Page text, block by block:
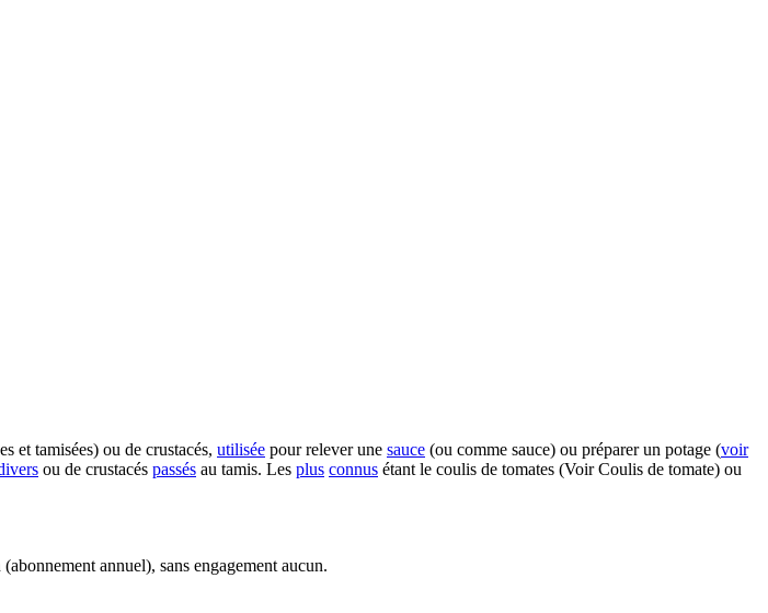
et tamisées) ou de crustacés, utilisée pour relever une sauce (ou comme sauce) ou préparer un potage (voir
ou de crustacés passés au tamis. Les plus connus étant le coulis de tomates (Voir Coulis de tomate) ou
annuel), sans engagement aucun.